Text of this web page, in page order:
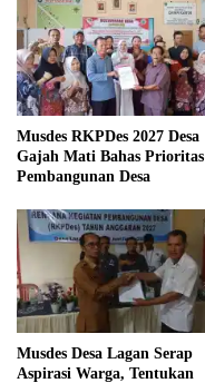
Musdes RKPDes 2027 Desa
Gajah Mati Bahas Prioritas
Pembangunan Desa
Musdes Desa Lagan Serap
Aspirasi Warga, Tentukan